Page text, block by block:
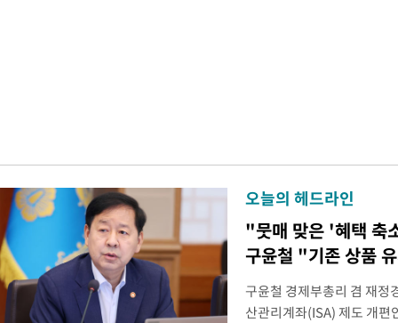
오늘의 헤드라인
"뭇매 맞은 '혜택 축
구윤철 "기존 상품
구윤철 경제부총리 겸 재
산관리계좌(ISA) 제도 개편